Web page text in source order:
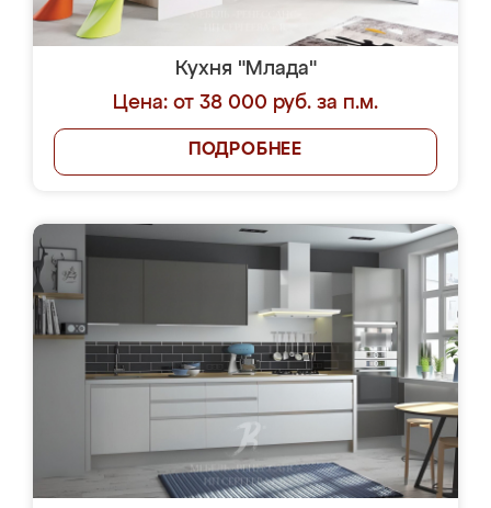
Кухня "Млада"
Цена: от 38 000 руб. за п.м.
ПОДРОБНЕЕ